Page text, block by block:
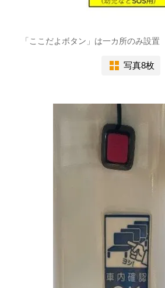
「ここだよボタン」は一カ所のみ設置
写真8枚